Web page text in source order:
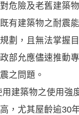
危險及老舊建築
有建築物之耐震
劃，且無法掌握
部允應儘速推動
之問題。
建築物之使用強
，尤其屋齡逾30